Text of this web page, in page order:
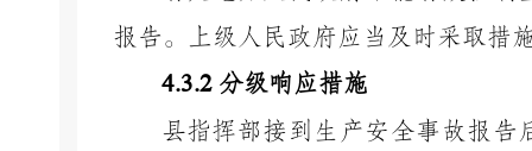
报告。上级人民政府应当及时采取措
4.3.2 分级响应措施
县指挥部接到生产安全事故报